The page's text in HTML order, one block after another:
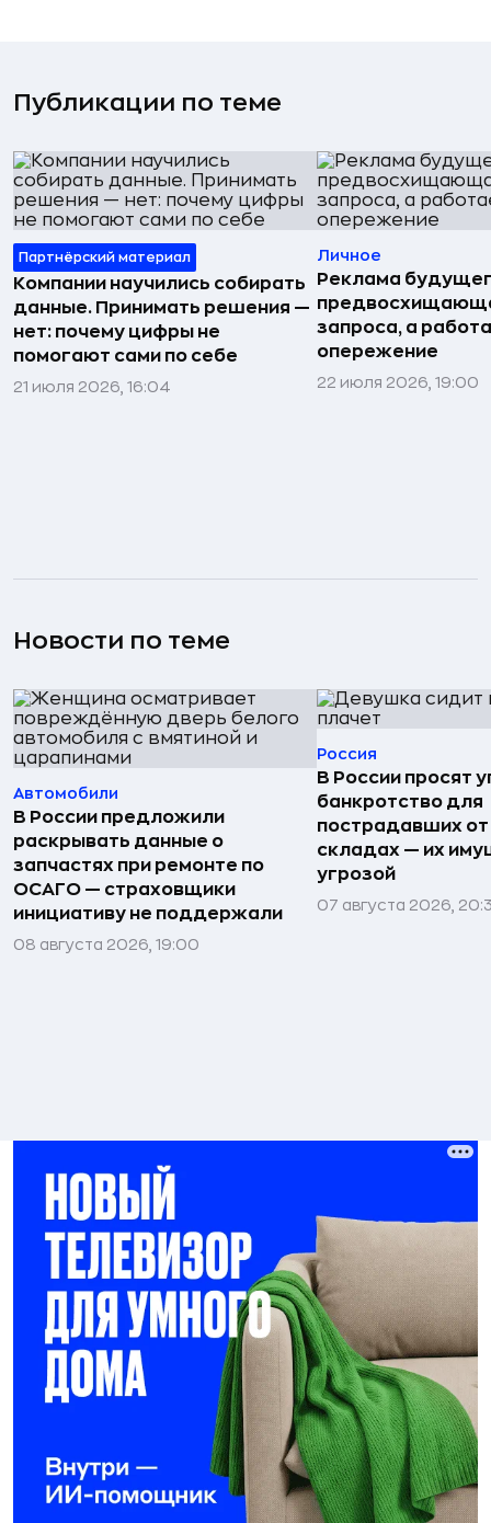
Публикации по теме
Партнёрский материал
Компании научились собирать
данные. Принимать решения —
нет: почему цифры не
помогают сами по себе
21 июля 2026, 16:04
Личное
Реклама
запроса, а
опережение
22 июля 2026, 19:00
Новости по теме
Автомобили
В России предложили
раскрывать данные о
запчастях при ремонте по
ОСАГО — страховщики
инициативу не поддержали
08 августа 2026, 19:00
Россия
В России просят
банкротство для
пострадавших
складах — их
угрозой
07 августа 2026,